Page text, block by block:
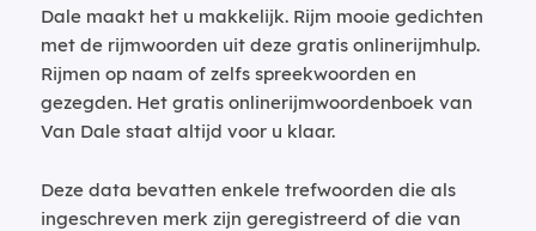
Dale maakt het u makkelijk. Rijm mooie gedichten
met de rijmwoorden uit deze gratis onlinerijmhulp.
Rijmen op naam of zelfs spreekwoorden en
gezegden. Het gratis onlinerijmwoordenboek van
Van Dale staat altijd voor u klaar.
Deze data bevatten enkele trefwoorden die als
ingeschreven merk zijn geregistreerd of die van